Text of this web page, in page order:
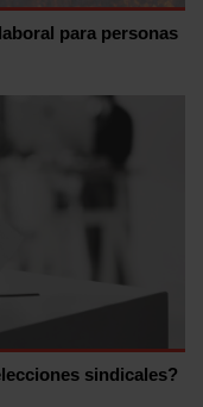
para personas
sindicales?